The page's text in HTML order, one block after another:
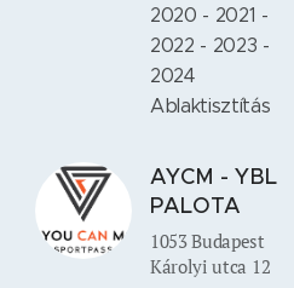
2020 - 2021 -
2022 - 2023 -
2024
Ablaktisztítás
AYCM - YBL
PALOTA
1053 Budapest
Károlyi utca 12